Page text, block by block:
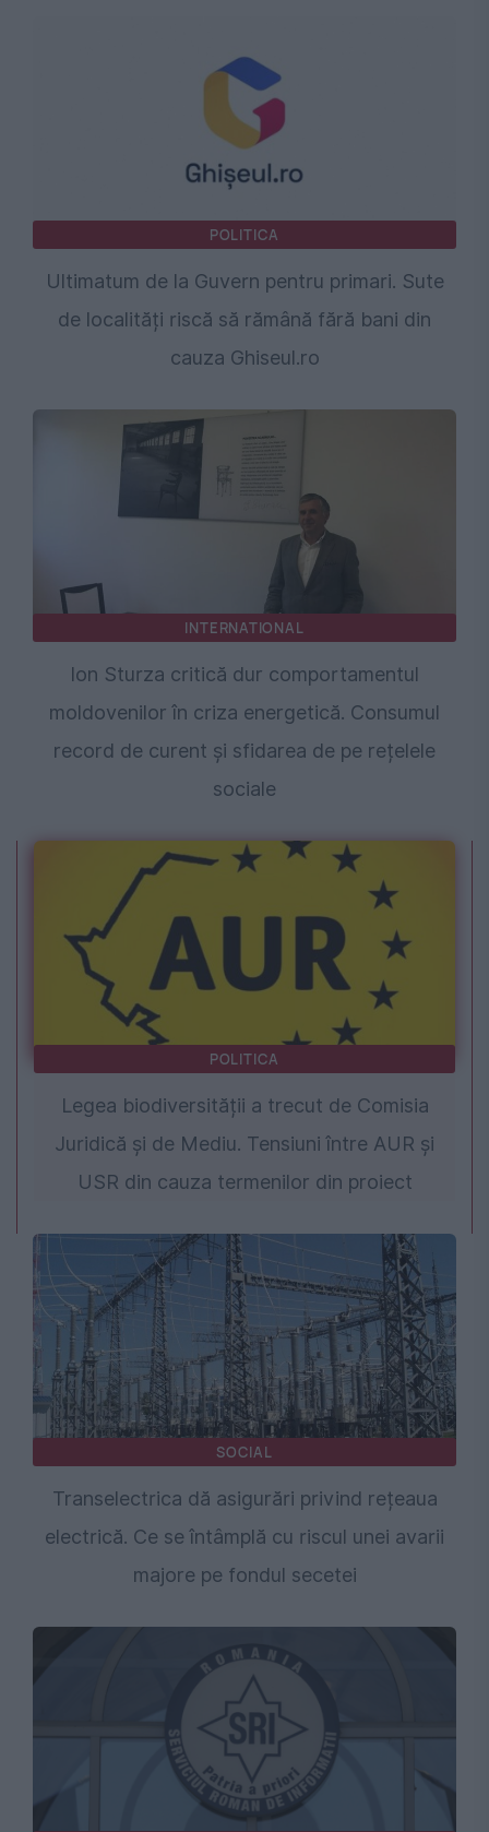
POLITICA
Ultimatum de la Guvern pentru primari. Sute
de localități riscă să rămână fără bani din
cauza Ghiseul.ro
INTERNATIONAL
Ion Sturza critică dur comportamentul
moldovenilor în criza energetică. Consumul
record de curent și sfidarea de pe rețelele
sociale
POLITICA
Legea biodiversității a trecut de Comisia
Juridică și de Mediu. Tensiuni între AUR și
USR din cauza termenilor din proiect
SOCIAL
Transelectrica dă asigurări privind rețeaua
electrică. Ce se întâmplă cu riscul unei avarii
majore pe fondul secetei